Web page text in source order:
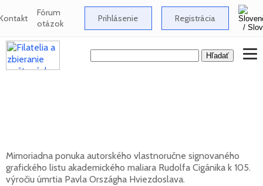
Fórum
otázok Prihlásenie Registrácia
Mimoriadna ponuka autorského vlastnoručne signovaného
grafického listu akademického maliara Rudolfa Cigánika k 105.
výročiu úmrtia Pavla Országha Hviezdoslava.